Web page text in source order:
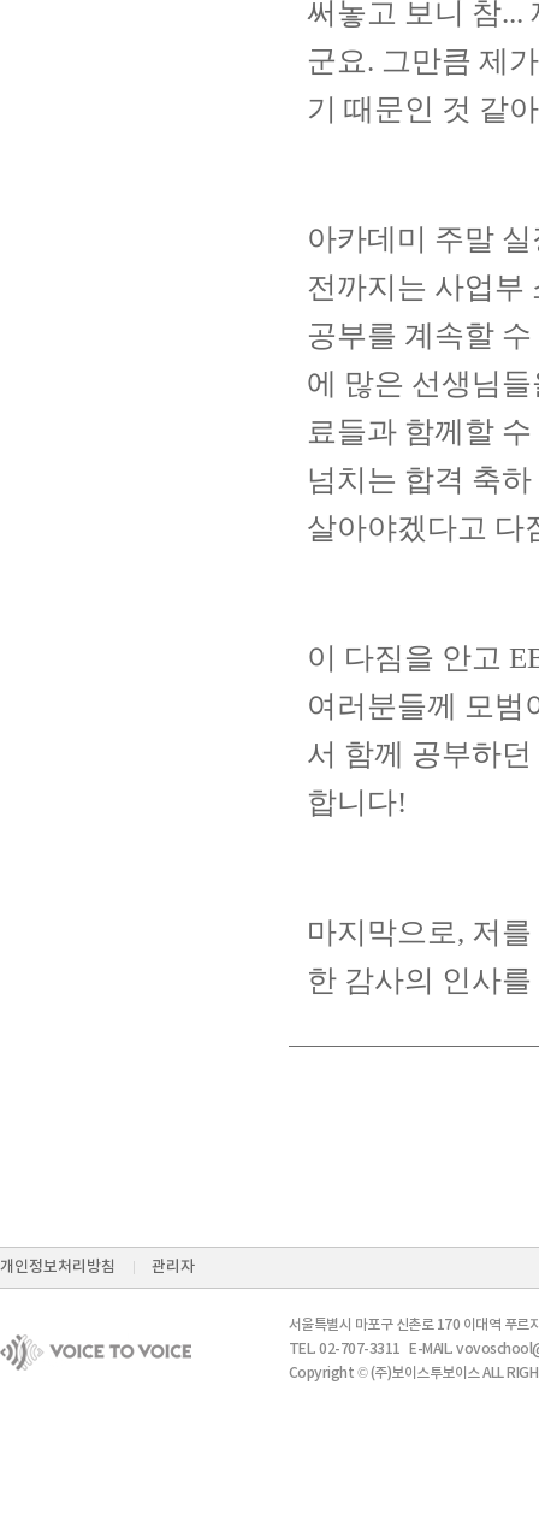
써놓고 보니 참...
군요. 그만큼 제
기 때문인 것 같
아카데미 주말
전까지는 사업부
공부를 계속할
에 많은 선생님
료들과 함께할
넘치는 합격 축
살아야겠다고 다
이 다짐을 안고
여러분들께 모범
서 함께 공부하
합니다!
마지막으로, 저
한 감사의 인사
개인정보처리방침 관리자
서울특별시 마포구 신촌로 170 이대역 푸
TEL. 02-707-3311 E-MAIL.
Copyright © (주)보이스투보이스 ALL